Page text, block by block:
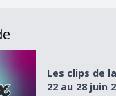
du 22 au 28 juin
Les clips de
22 au 28 juin